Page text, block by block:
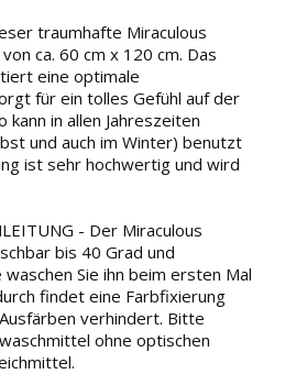
traumhafte Miraculous
ca. 60 cm x 120 cm. Das
eine optimale
für ein tolles Gefühl auf der
kann in allen Jahreszeiten
und auch im Winter) benutzt
ist sehr hochwertig und wird
- Der Miraculous
bis 40 Grad und
Sie ihn beim ersten Mal
findet eine Farbfixierung
verhindert. Bitte
ohne optischen